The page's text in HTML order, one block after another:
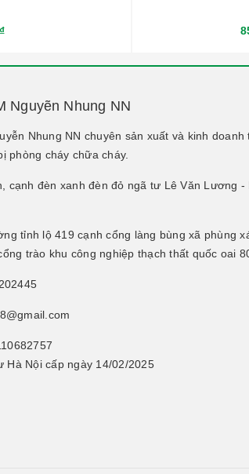
Nguyẽn Nhung NN
Nhung NN chuyên sản xuất và kinh doanh
phòng cháy chữa cháy.
cạnh đèn xanh đèn đỏ ngã tư Lê Văn Lương -
tỉnh lộ 419 cạnh cổng làng bùng xã phùng
trào khu công nghiệp thạch thất quốc oai
Hà Nội cấp ngày 14/02/2025